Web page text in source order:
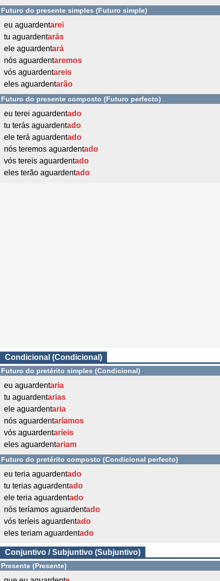
Futuro do presente simples (Futuro simple)
eu aguardentarei
tu aguardentarás
ele aguardentará
nós aguardentaremos
vós aguardentareis
eles aguardentarão
Futuro do presente composto (Futuro perfecto)
eu terei aguardentado
tu terás aguardentado
ele terá aguardentado
nós teremos aguardentado
vós tereis aguardentado
eles terão aguardentado
Condicional (Condicional)
Futuro do pretérito simples (Condicional)
eu aguardentaria
tu aguardentarias
ele aguardentaria
nós aguardentaríamos
vós aguardentaríeis
eles aguardentariam
Futuro do pretérito composto (Condicional perfecto)
eu teria aguardentado
tu terias aguardentado
ele teria aguardentado
nós teríamos aguardentado
vós teríeis aguardentado
eles teriam aguardentado
Conjuntivo / Subjuntivo (Subjuntivo)
Presente (Presente)